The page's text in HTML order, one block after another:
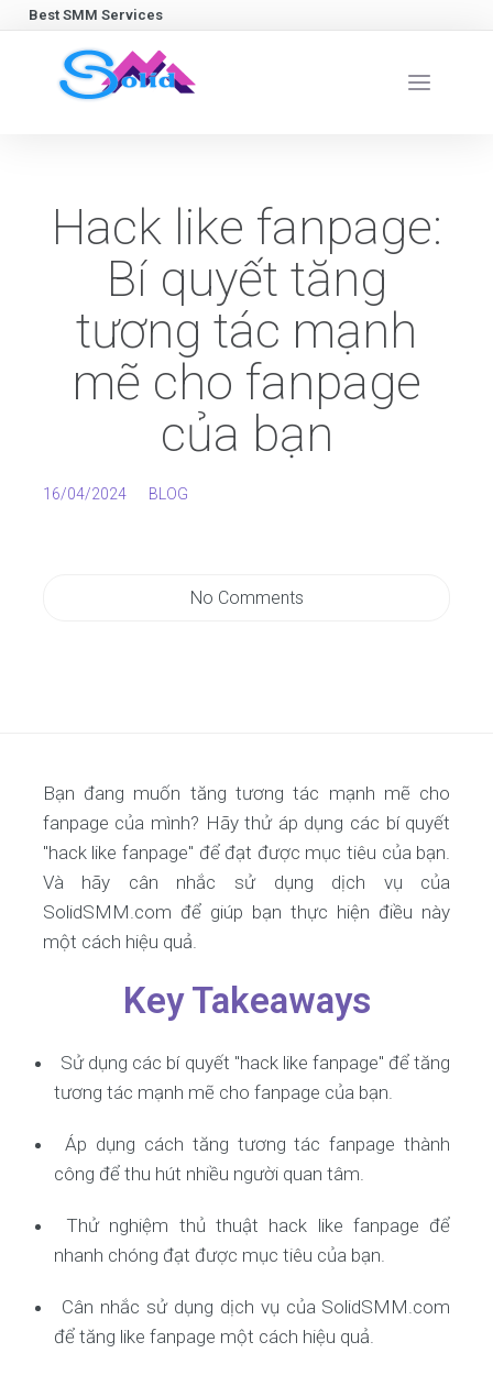
Best SMM Services
Hack like fanpage:
Bí quyết tăng
tương tác mạnh
mẽ cho fanpage
của bạn
16/04/2024 BLOG
No Comments
Bạn đang muốn tăng tương tác mạnh mẽ cho
fanpage của mình? Hãy thử áp dụng các bí quyết
"hack like fanpage" để đạt được mục tiêu của bạn.
Và hãy cân nhắc sử dụng dịch vụ của
SolidSMM.com để giúp bạn thực hiện điều này
một cách hiệu quả.
Key Takeaways
Sử dụng các bí quyết "hack like fanpage" để tăng
tương tác mạnh mẽ cho fanpage của bạn.
Áp dụng cách tăng tương tác fanpage thành
công để thu hút nhiều người quan tâm.
Thử nghiệm thủ thuật hack like fanpage để
nhanh chóng đạt được mục tiêu của bạn.
Cân nhắc sử dụng dịch vụ của SolidSMM.com
để tăng like fanpage một cách hiệu quả.